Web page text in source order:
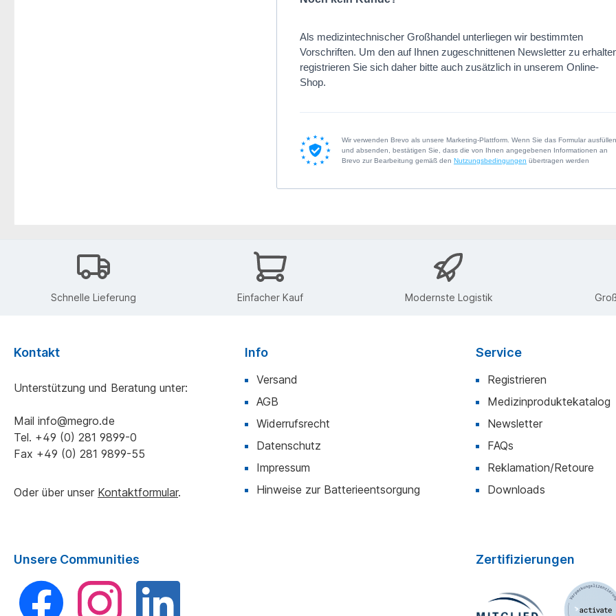
Als medizintechnischer Großhandel unterliegen wir bestimmten
Vorschriften. Um den auf Ihnen zugeschnittenen Newsletter zu
registrieren Sie sich daher bitte auch zusätzlich in unserem Online-
Shop.
Wir verwenden Brevo als unsere Marketing-Plattform. Wenn Sie das Formular ausfüllen
und absenden, bestätigen Sie, dass die von Ihnen angegebenen Informationen an
Brevo zur Bearbeitung gemäß den Nutzungsbedingungen übertragen werden
Schnelle Lieferung Einfacher Kauf Modernste Logistik
Kontakt
Unterstützung und Beratung unter:
Mail info@megro.de
Tel. +49 (0) 281 9899-0
Fax +49 (0) 281 9899-55
Oder über unser Kontaktformular.
Info
Versand
AGB
Widerrufsrecht
Datenschutz
Impressum
Hinweise zur Batterieentsorgung
Service
Registrieren
Medizinproduktekatalog
Newsletter
FAQs
Reklamation/Retoure
Downloads
Unsere Communities
Facebook Instagram LinkedIn
Zertifizierungen